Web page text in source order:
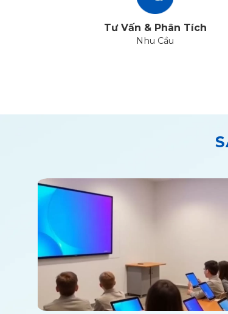
Tư Vấn & Phân Tích
Nhu Cầu